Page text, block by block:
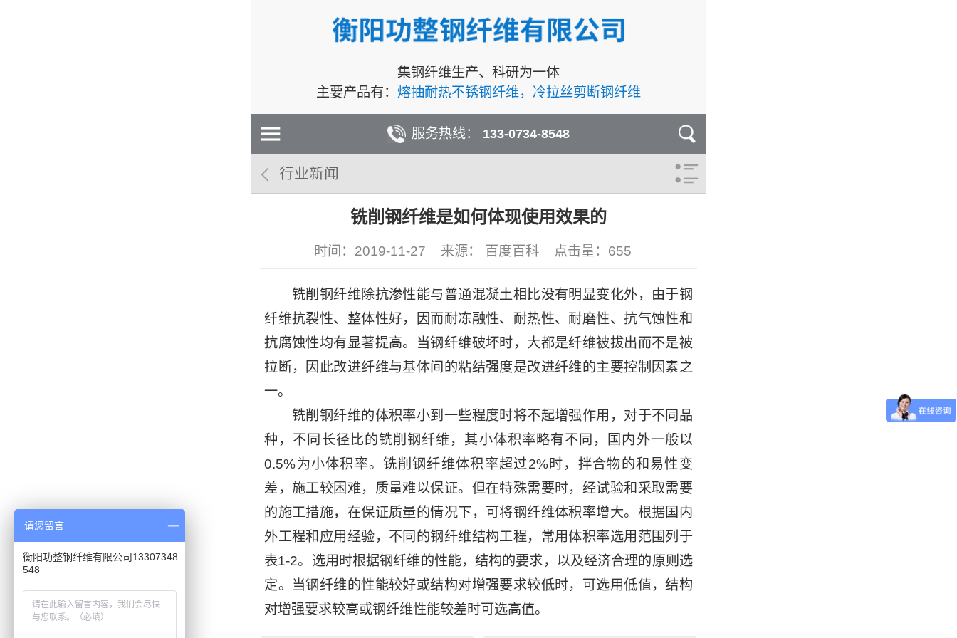
集钢纤维生产、科研为一体
主要产品有： 熔抽耐热不锈钢纤维，冷拉丝剪断钢纤维
服务热线： 133-0734-8548
行业新闻
铣削钢纤维是如何体现使用效果的
时间：2019-11-27 来源： 百度百科 点击量： 655
铣削钢纤维除抗渗性能与普通混凝土相比没有明显变化外，由于钢
纤维抗裂性、整体性好，因而耐冻融性、耐热性、耐磨性、抗气蚀性和
抗腐蚀性均有显著提高。当钢纤维破坏时，大都是纤维被拔出而不是被
拉断，因此改进纤维与基体间的粘结强度是改进纤维的主要控制因素之
一。
铣削钢纤维的体积率小到一些程度时将不起增强作用，对于不同品
种，不同长径比的铣削钢纤维，其小体积率略有不同，国内外一般以
0.5%为小体积率。铣削钢纤维体积率超过2%时，拌合物的和易性变
差，施工较困难，质量难以保证。但在特殊需要时，经试验和采取需要
的施工措施，在保证质量的情况下，可将钢纤维体积率增大。根据国内
外工程和应用经验，不同的钢纤维结构工程，常用体积率选用范围列于
表1-2。选用时根据钢纤维的性能，结构的要求，以及经济合理的原则选
定。当钢纤维的性能较好或结构对增强要求较低时，可选用低值，结构
对增强要求较高或钢纤维性能较差时可选高值。
请您留言
衡阳功整钢纤维有限公司13307348
548